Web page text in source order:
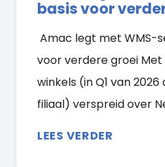
basis voor
Amac legt met WMS-
voor verdere groei Met
winkels (in Q1 van
filiaal) verspreid over
LEES VERDER